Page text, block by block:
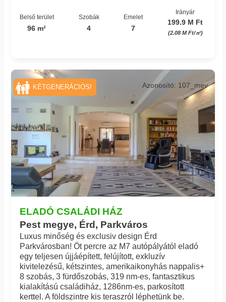
Belső terület
96 m²
Szobák
4
Emelet
7
Irányár
199.9 M Ft
(2.08 M Ft/㎡)
ELADÓ CSALÁDI HÁZ
Pest megye, Érd, Parkváros
Azonosító: 107_mev
Luxus minőség és exclusiv design Érd
Parkvárosban! Öt percre az M7 autópályától eladó
egy teljesen újjáépített, felújított, exkluzív
kivitelezésű, kétszintes, amerikaikonyhás nappalis+
8 szobás, 3 fürdőszobás, 319 nm-es, fantasztikus
kialakítású családiház, 1286nm-es, parkosított
kerttel. A földszintre kis teraszról léphetünk be.
KÉTGENERÁCIÓS!